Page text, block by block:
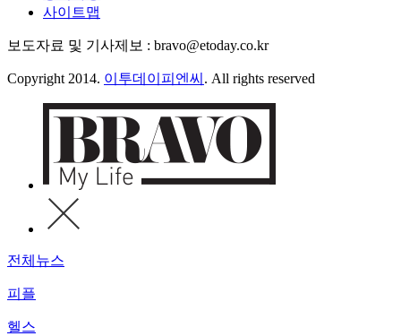
사이트맵
보도자료 및 기사제보 : bravo@etoday.co.kr
Copyright 2014. 이투데이피엔씨 . All rights reserved
전체뉴스
피플
헬스